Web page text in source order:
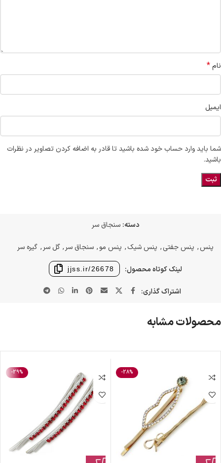
نام*
ایمیل
شما باید وارد حساب خود شده باشید تا قادر به اضافه کردن تصاویر در نظرات
باشید.
دسته: سنجاق سر
پنس, پنس جفتی, پنس شیک, پنس مو, سنجاق سر , گل سر , گیره سر
لینک کوتاه محصول: jjss.ir/26678
اشتراک گذاری:
محصولات مشابه
-28%
-29%